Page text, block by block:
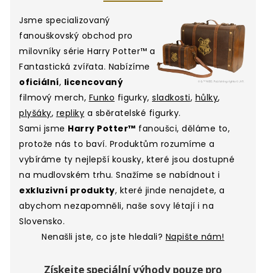
Jsme specializovaný
fanouškovský obchod pro
milovníky série Harry Potter™ a
Fantastická zvířata. Nabízíme
oficiální, licencovaný
filmový merch, Funko figurky, sladkosti, hůlky,
plyšáky, repliky a sběratelské figurky.
Sami jsme Harry Potter™ fanoušci, děláme to,
protože nás to baví. Produktům rozumíme a
vybíráme ty nejlepší kousky, které jsou dostupné
na mudlovském trhu. Snažíme se nabídnout i
exkluzivní produkty, které jinde nenajdete, a
abychom nezapomněli, naše sovy létají i na
Slovensko.
Nenašli jste, co jste hledali? Napište nám!
Získejte speciální výhody pouze pro